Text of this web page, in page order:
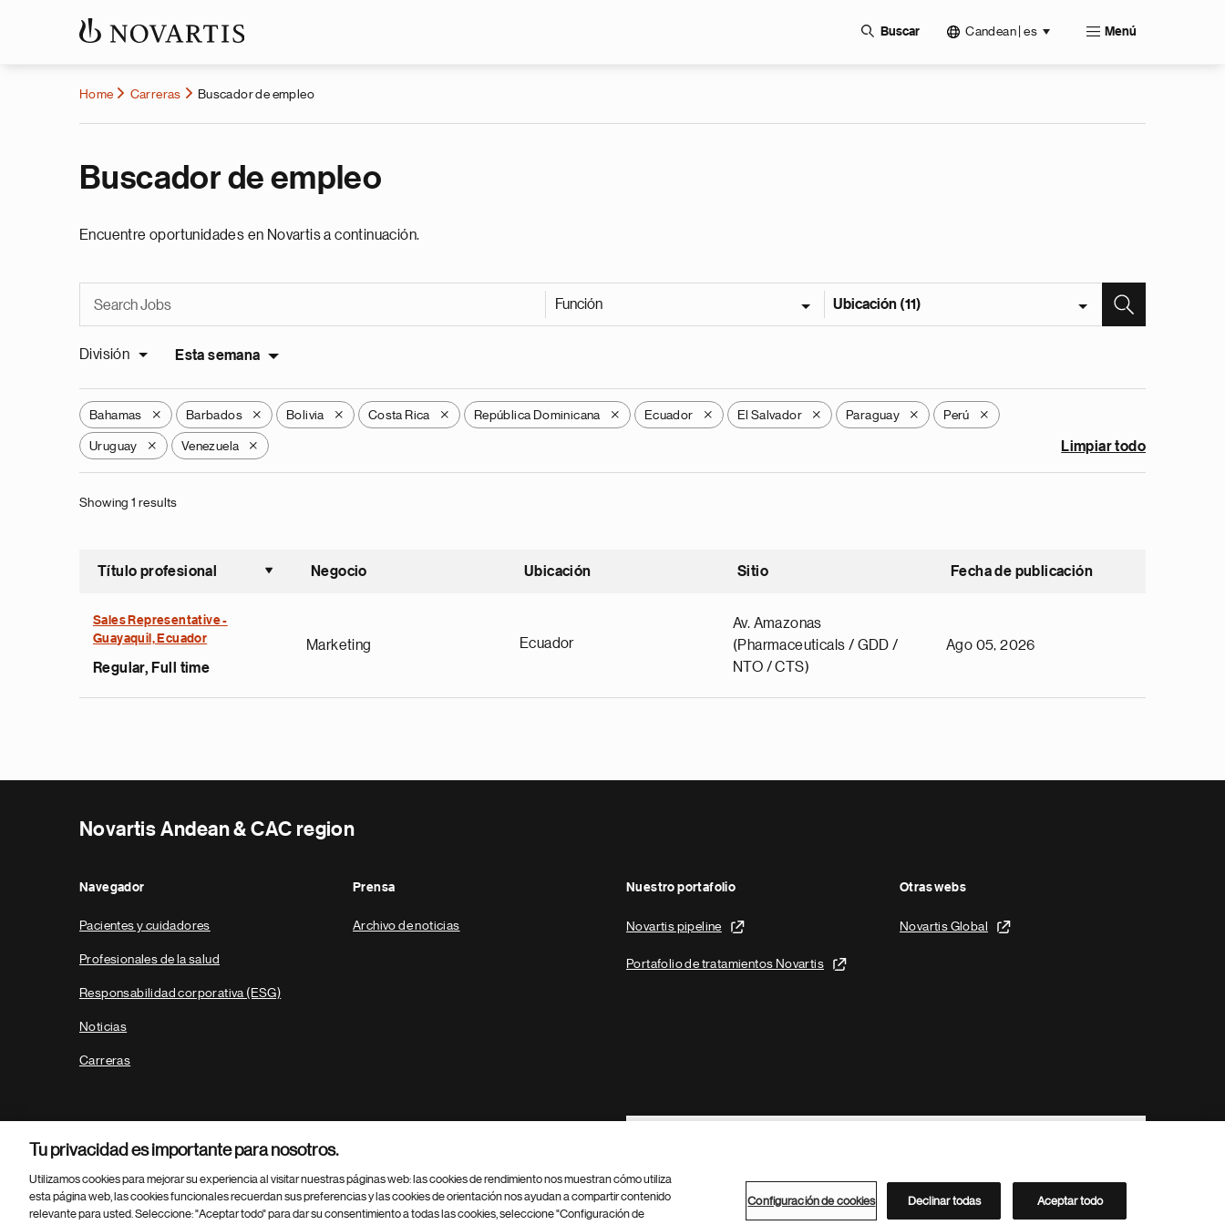
Buscar Candean | es Menú
Home Carreras Buscador de empleo
Buscador de empleo
Encuentre oportunidades en Novartis a continuación.
Función Ubicación (11)
División Esta semana
Bahamas X Barbados X Bolivia X Costa Rica X República Dominicana X Ecuador X El Salvador X Paraguay X Perú X
Uruguay X Venezuela X Limpiar todo
Showing 1 results
Título profesional
Ordenar ascendente
Negocio Ubicación Sitio Fecha de publicación
Sales Representative -
Guayaquil, Ecuador
Regular, Full time
Marketing Ecuador
Av. Amazonas
(Pharmaceuticals / GDD /
NTO / CTS)
Ago 05, 2026
Novartis Andean & CAC region
Navegador
Pacientes y cuidadores
Profesionales de la salud
Responsabilidad corporativa (ESG)
Noticias
Carreras
Prensa
Archivo de noticias
Nuestro portafolio
Novartis pipeline
Portafolio de tratamientos Novartis
Otras webs
Novartis Global
Footer Site Search
Parte
© 2026 Novartis AG Directorio de Novartis
Tu privacidad es importante para nosotros.
Utilizamos cookies para mejorar su experiencia al visitar nuestras páginas web: las cookies de rendimiento nos muestran cómo utiliza
esta página web, las cookies funcionales recuerdan sus preferencias y las cookies de orientación nos ayudan a compartir contenido
relevante para usted. Seleccione: "Aceptar todo" para dar su consentimiento a todas las cookies, seleccione "Configuración de
Configuración de cookies Declinar todas Aceptar todo